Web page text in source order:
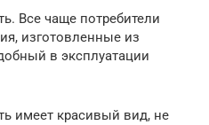
Все чаще потребители
изготовленные из
в эксплуатации
имеет красивый вид, не